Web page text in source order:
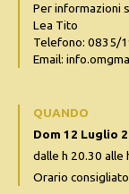
Per informazioni
Lea Tito
Telefono: 0835/
Email:
QUANDO
Dom 12 Luglio
dalle h 20.30 alle
Orario